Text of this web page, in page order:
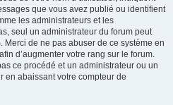
que vous avez publié ou identifient
les administrateurs et les
seul un administrateur du forum peut
Merci de ne pas abuser de ce système en
d’augmenter votre rang sur le forum.
ce procédé et un administrateur ou un
en abaissant votre compteur de